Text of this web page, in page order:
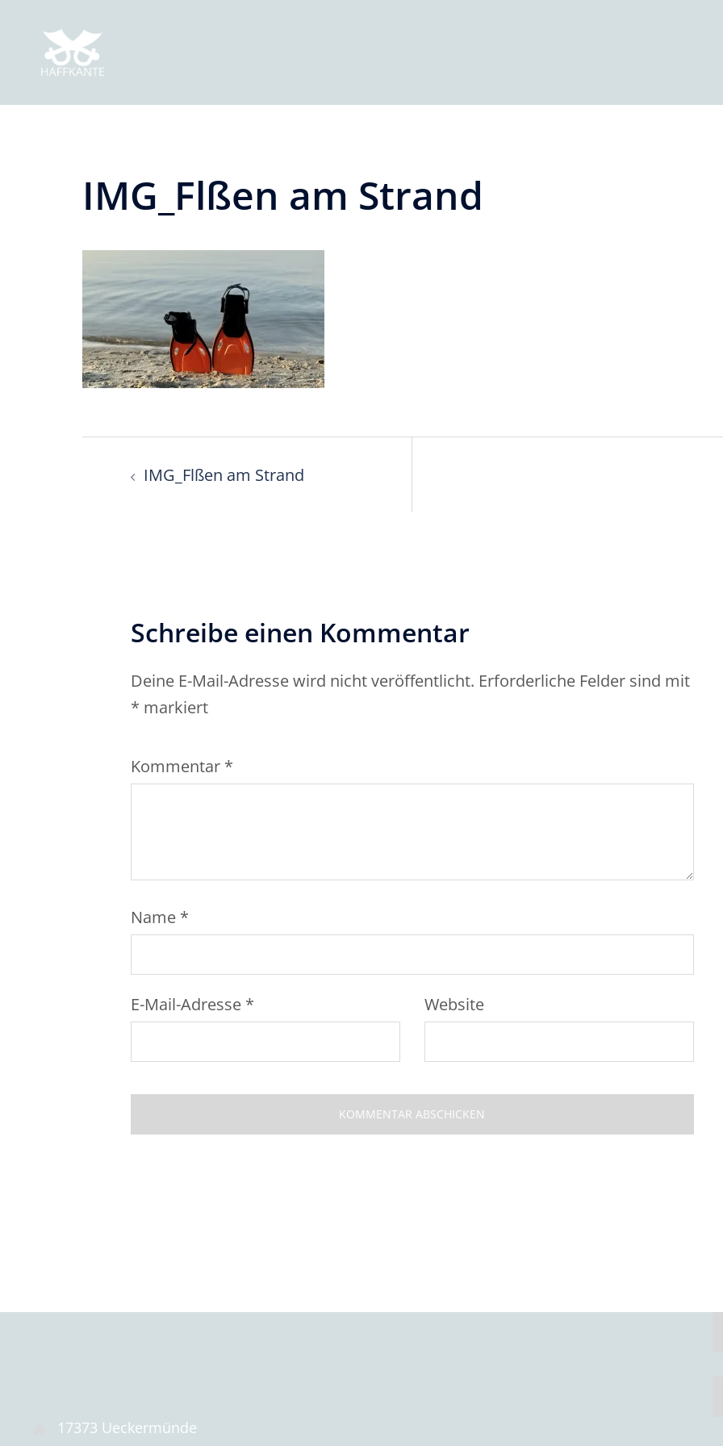
springen
IMG_Flßen am Strand
IMG_Flßen am Strand
Schreibe einen Kommentar
Deine E-Mail-Adresse wird nicht veröffentlicht. Erforderliche Felder sind mit
* markiert
Kommentar *
Name *
E-Mail-Adresse * Website
17373 Ueckermünde